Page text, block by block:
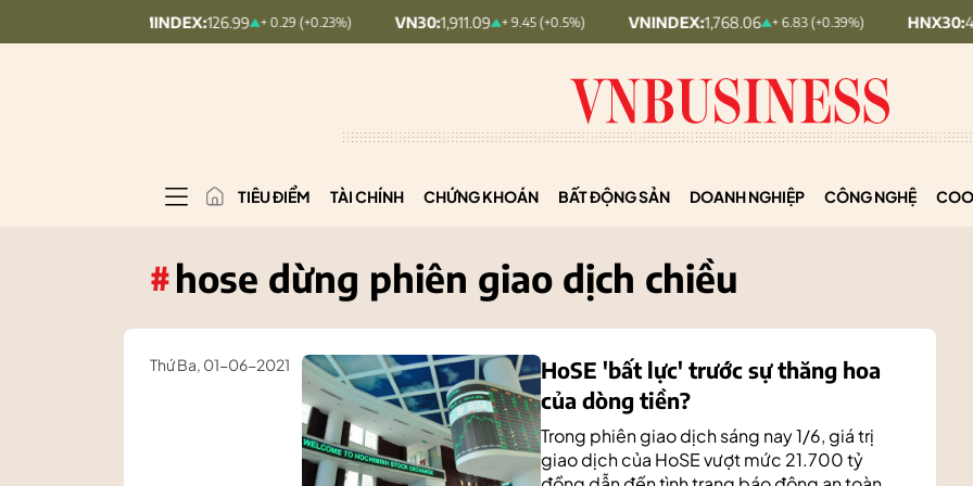
126.99 + 0.29 (+0.23%) VN30:1,911.09 + 9.45 (+0.5%) VNINDEX: 1,768.06 + 6.83 (+0.39%) HNX30: 455.12 +
TIÊU ĐIỂM TÀI CHÍNH CHỨNG KHOÁN BẤT ĐỘNG SẢN DOANH NGHIỆP CÔNG NGHỆ
#hose dừng phiên giao dịch chiều
Thứ Ba, 01-06-2021
HoSE 'bất lực' trước sự thăng hoa
của dòng tiền?
Trong phiên giao dịch sáng nay 1/6, giá trị
giao dịch của HoSE vượt mức 21.700 tỷ